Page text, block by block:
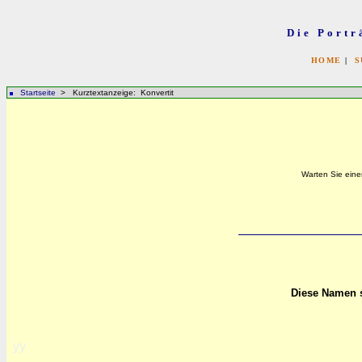
Die
HOME |
Startseite > Kurztextanzeige: Konvertit
yy
Warten Sie
Diese